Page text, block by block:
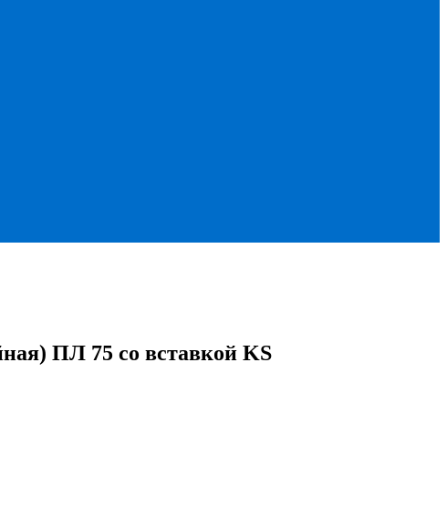
ПЛ 75 со вставкой KS